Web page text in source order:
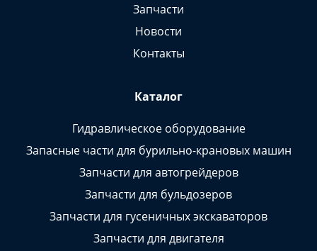
Запчасти
Новости
Контакты
Каталог
Гидравлическое оборудование
Запасные части для бурильно-крановых машин
Запчасти для автогрейдеров
Запчасти для бульдозеров
Запчасти для гусеничных экскаваторов
Запчасти для двигателя